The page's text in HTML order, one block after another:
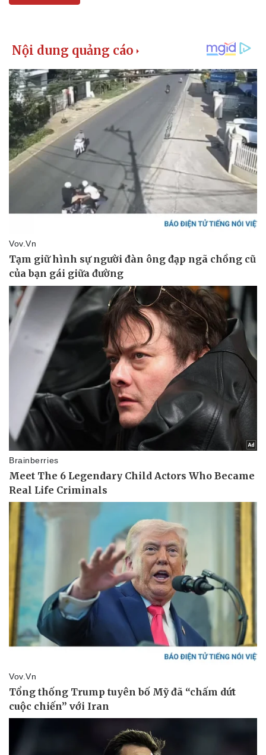
Thể thao
Bóng đá
Lịch thi đấu bóng đá
Thế giới thể thao
eSports
Ô tô - Xe máy
Ô tô
Xe máy
Tư vấn